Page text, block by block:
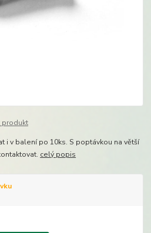
produkt
i v balení po 10ks. S poptávkou na větší
celý popis